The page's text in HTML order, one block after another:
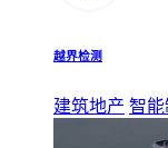
越界检测
建筑地产 智